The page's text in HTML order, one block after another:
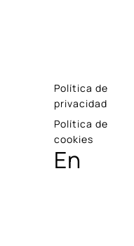
Política de
privacidad
Política de
cookies
En